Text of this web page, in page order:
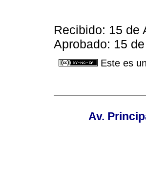
Recibido: 15 de
Aprobado: 15
Este es
Av.